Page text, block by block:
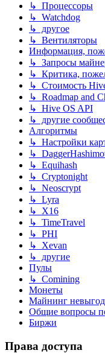
↳ Процессоры
↳ Watchdog
↳ другое
↳ Вентиляторы
Информация,
↳ Запросы
↳ Критика,
↳ Стоимость
↳ Roadmap and
↳ Hive OS API
↳ другие
Алгоритмы
↳ Настройки
↳
↳ Equihash
↳ Cryptonight
↳ Neoscrypt
↳ Lyra
↳ X16
↳ TimeTravel
↳ PHI
↳ Xevan
↳ другие
Пулы
↳ Comining
Монеты
Майнинг
Общие вопросы
Биржи
Права доступа